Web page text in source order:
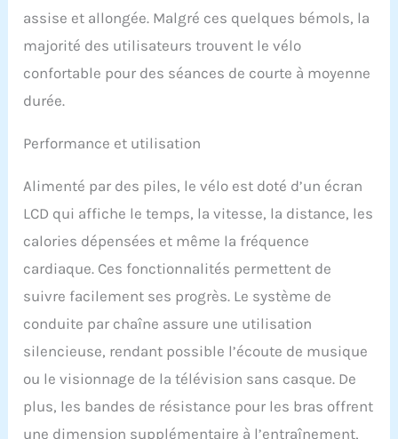
silencieuse.
【Vélo
d'appartement portable】
Le vélo d'exercice mesure
95 x 42 x 112 cm, ce qui
plus, le support de
inclus sur le vélo
d'appartement, de sorte
que vous pouvez regarder
un film et écouter de la
musique tout en faisant
du vélo en pliant le vélo
d'appartement, vous
donnant une expérience
différente. Vélo
d'appartement compact
d'appartement pliable
compact et pliable
permet d'économiser de
assise et allongée. Malgré ces quelques bémols, la
majorité des utilisateurs trouvent le vélo
confortable pour des séances de courte à moyenne
durée.
Performance et utilisation
Alimenté par des piles, le vélo est doté d’un écran
LCD qui affiche le temps, la vitesse, la distance, les
calories dépensées et même la fréquence
cardiaque. Ces fonctionnalités permettent de
suivre facilement ses progrès. Le système de
conduite par chaîne assure une utilisation
silencieuse, rendant possible l’écoute de musique
ou le visionnage de la télévision sans casque. De
plus, les bandes de résistance pour les bras offrent
une dimension supplémentaire à l’entraînement,